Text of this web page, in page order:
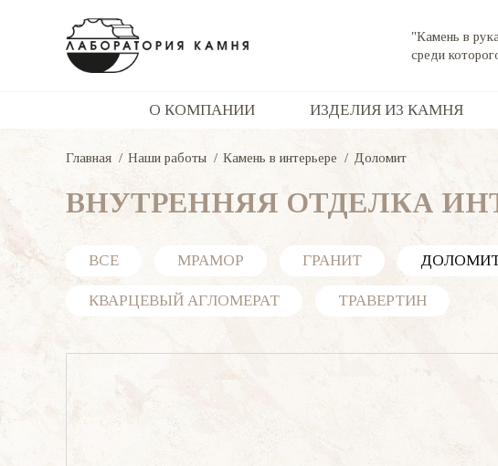
"Камень в
среди
О КОМПАНИИ ИЗДЕЛИЯ ИЗ КАМНЯ
Главная Наши работы Камень в интерьере Доломит
ВНУТРЕННЯЯ ОТДЕЛКА
ВСЕ МРАМОР ГРАНИТ
КВАРЦЕВЫЙ АГЛОМЕРАТ ТРАВЕРТИН